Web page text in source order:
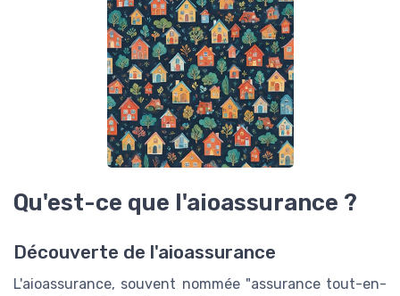
Qu'est-ce que l'aioassurance ?
Découverte de l'aioassurance
L'aioassurance, souvent nommée "assurance tout-en-